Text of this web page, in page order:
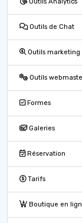
Outils de Chat
Outils marketing
Outils
Formes
Galeries
Réservation
Tarifs
Boutique en